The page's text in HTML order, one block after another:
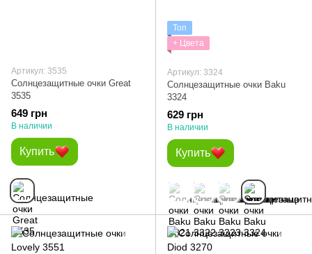
Артикул: 3535
Солнцезащитные очки Great
3535
649 грн
В наличии
Купить
Топ
+ Цвета
Артикул: 3324
Солнцезащитные очки Baku
3324
629 грн
В наличии
Купить